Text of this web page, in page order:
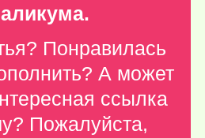
Понравилась
А может
ссылка
Пожалуйста,